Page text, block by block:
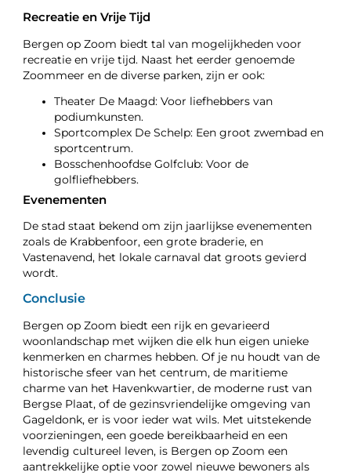
Recreatie en Vrije Tijd
Bergen op Zoom biedt tal van mogelijkheden voor
recreatie en vrije tijd. Naast het eerder genoemde
Zoommeer en de diverse parken, zijn er ook:
Theater De Maagd: Voor liefhebbers van
podiumkunsten.
Sportcomplex De Schelp: Een groot zwembad en
sportcentrum.
Bosschenhoofdse Golfclub: Voor de
golfliefhebbers.
Evenementen
De stad staat bekend om zijn jaarlijkse evenementen
zoals de Krabbenfoor, een grote braderie, en
Vastenavend, het lokale carnaval dat groots gevierd
wordt.
Conclusie
Bergen op Zoom biedt een rijk en gevarieerd
woonlandschap met wijken die elk hun eigen unieke
kenmerken en charmes hebben. Of je nu houdt van de
historische sfeer van het centrum, de maritieme
charme van het Havenkwartier, de moderne rust van
Bergse Plaat, of de gezinsvriendelijke omgeving van
Gageldonk, er is voor ieder wat wils. Met uitstekende
voorzieningen, een goede bereikbaarheid en een
levendig cultureel leven, is Bergen op Zoom een
aantrekkelijke optie voor zowel nieuwe bewoners als